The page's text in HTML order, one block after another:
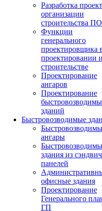
Разработка
организации
строительства
Функции
генерального
проектировщика
проектировании
строительстве
Проектирование
ангаров
Проектирование
зданий
Быстровозводимые
ангары
здания из сэндвич
панелей
офисные здания
Проектирование
Генерального
ГП